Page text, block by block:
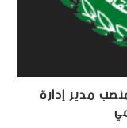
مدير إدارة